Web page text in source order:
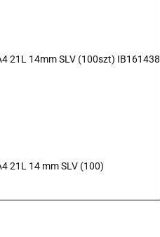
21L 14mm SLV (100szt) IB161438
21L 14 mm SLV (100)